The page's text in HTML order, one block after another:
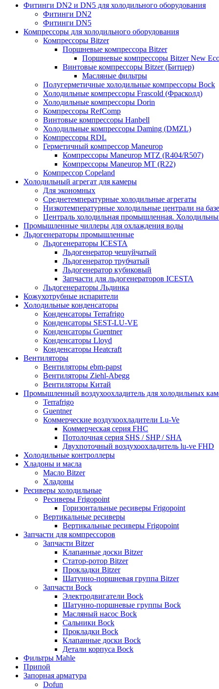
Фитинги DN2 и DN5 для холодильного оборудования
Фитинги DN2
Фитинги DN5
Компрессоры для холодильного оборудования
Компрессоры Bitzer
Поршневые компрессора Bitzer
Поршневые компрессоры Bitzer New
Винтовые компрессоры Bitzer (Битцер)
Масляные фильтры
Полугерметичные холодильные компрессоры Bock
Холодильные компрессоры Frascold (Фрасколд)
Холодильные компрессоры Dorin
Компрессоры RefComp
Винтовые компрессоры Hanbell
Холодильные компрессоры Daming (DMZL)
Компрессоры RDL
Герметичный компрессор Maneurop
Компрессоры Maneurop MTZ (R404/R507)
Компрессоры Maneurop MT (R22)
Компрессор Copeland
Холодильный агрегат для камеры
Для экономных
Среднетемпературные холодильные агрегаты
Низкотемпературные холодильные централи на
Централь холодильная промышленная.
Промышленные чиллеры для охлаждения воды
Льдогенераторы промышленные
Льдогенераторы ICESTA
Льдогенератор чешуйчатый
Льдогенератор трубчатый
Льдогенератор кубиковый
Запчасти для льдогенераторов ICESTA
Льдогенераторы Льдинка
Кожухотрубные испарители
Холодильные конденсаторы
Конденсаторы Terrafrigo
Конденсаторы SEST-LU-VE
Конденсаторы Guentner
Конденсаторы Lloyd
Конденсаторы Heatcraft
Вентиляторы
Вентиляторы ebm-papst
Вентиляторы Ziehl-Abegg
Вентиляторы Китай
Промышленный воздухоохладитель для холодильных
Terrafrigo
Guentner
Коммерческие воздухоохладители Lu-Ve
Коммерческая серия FHC
Потолочная серия SHS / SHP / SHA
Двухпоточный воздухоохладитель lu-ve FHD
Холодильные контроллеры
Хладоны и масла
Масло Bitzer
Хладоны
Ресиверы холодильные
Ресиверы Frigopoint
Горизонтальные ресиверы Frigopoint
Вертикальные ресиверы
Вертикальные ресиверы Frigopoint
Запчасти для компрессоров
Запчасти Bitzer
Клапанные доски Bitzer
Статор-ротор Bitzer
Прокладки Bitzer
Шатунно-поршневая группа Bitzer
Запчасти Bock
Электродвигатели Bock
Шатунно-поршневые группы Bock
Масляный насос Bock
Сальники Bock
Прокладки Bock
Клапанные доски Bock
Детали корпуса Bock
Фильтры Mahle
Припой
Запорная арматура
Dofun